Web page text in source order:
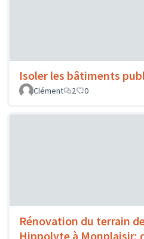
Isoler les bâtiments
Clément
2 0
Rénovation du terrain
Hippolyte à Monplaisir: